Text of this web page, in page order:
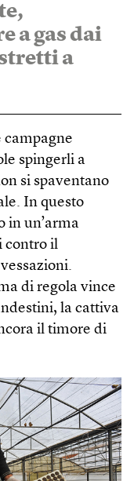
a gas dai
a
campagne
spingerli a
si spaventano
In questo
in un’arma
contro il
di regola vince
la cattiva
il timore di